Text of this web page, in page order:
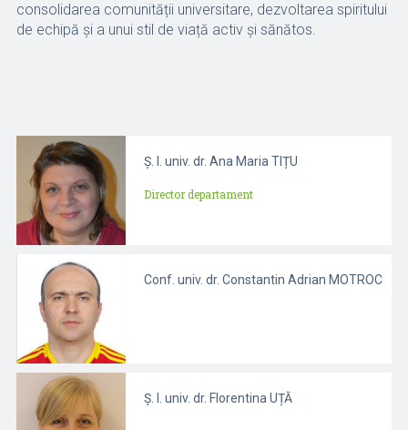
consolidarea comunității universitare, dezvoltarea spiritului
de echipă și a unui stil de viață activ și sănătos.
Ș. l. univ. dr. Ana Maria TIȚU
Director departament
Conf. univ. dr. Constantin Adrian MOTROC
Ș. l. univ. dr. Florentina UȚĂ